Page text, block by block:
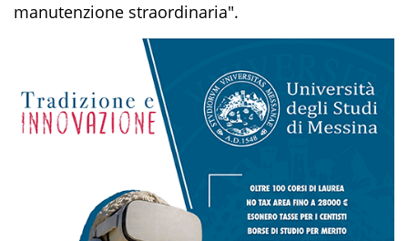
manutenzione straordinaria".